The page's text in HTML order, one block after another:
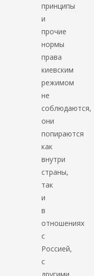
принципы
и
прочие
нормы
права
киевским
режимом
не
соблюдаются,
они
попираются
как
внутри
страны,
так
и
в
отношениях
с
Россией,
с